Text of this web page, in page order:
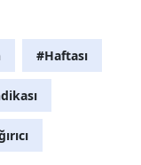
#Haftası